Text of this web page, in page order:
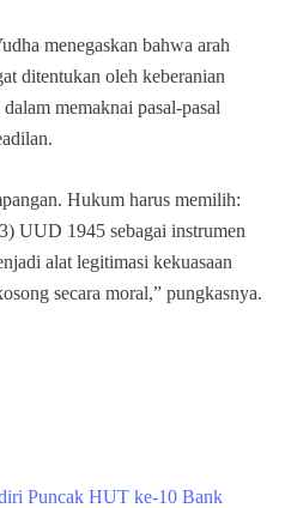
menegaskan bahwa arah
ditentukan oleh keberanian
memaknai pasal-pasal
Hukum harus memilih:
UUD 1945 sebagai instrumen
alat legitimasi kekuasaan
secara moral,” pungkasnya.
Puncak HUT ke-10 Bank